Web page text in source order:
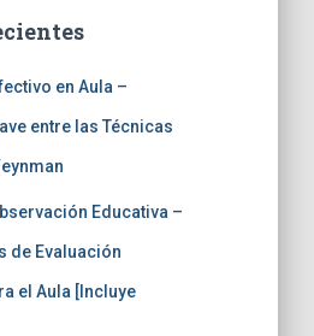
en Aula –
entre las Técnicas
Educativa –
de Evaluación
el Aula [Incluye